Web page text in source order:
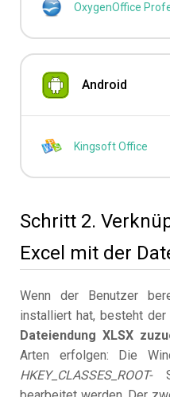
OxygenOffice
Android
Kingsoft Office
Schritt 2.
Excel mit der
Wenn der Benutzer
installiert hat, besteht
Dateiendung XLSX
Arten erfolgen: Die
HKEY_CLASSES_ROOT-